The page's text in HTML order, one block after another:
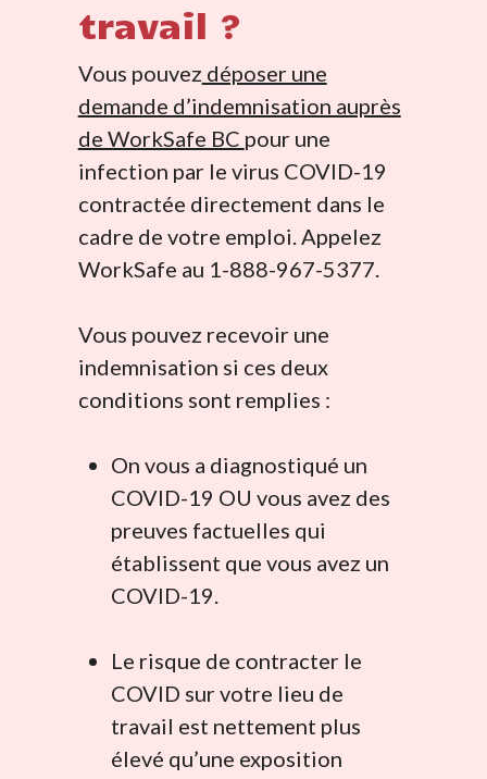
travail ?
Vous pouvez déposer une
demande d’indemnisation auprès
de WorkSafe BC pour une
infection par le virus COVID-19
contractée directement dans le
cadre de votre emploi. Appelez
WorkSafe au 1-888-967-5377.
Vous pouvez recevoir une
indemnisation si ces deux
conditions sont remplies :
On vous a diagnostiqué un
COVID-19 OU vous avez des
preuves factuelles qui
établissent que vous avez un
COVID-19.
Le risque de contracter le
COVID sur votre lieu de
travail est nettement plus
élevé qu’une exposition